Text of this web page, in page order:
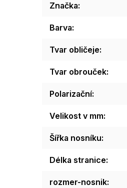
Značka:
Barva:
Tvar obličeje:
Tvar obrouček:
Polarizační:
Velikost v mm:
Šířka nosníku:
Délka stranice:
rozmer-nosnik: